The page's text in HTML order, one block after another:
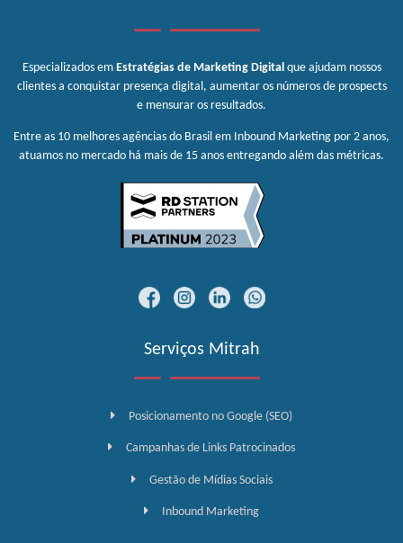
Especializados em Estratégias de Marketing Digitalque ajudam nossos
clientes a conquistar presença digital, aumentar os números de prospects
e mensurar os resultados.
Entre as 10 melhores agências do Brasil em Inbound Marketing por 2 anos,
atuamos no mercado há mais de 15 anos entregando além das métricas.
Serviços Mitrah
Posicionamento no Google (SEO)
Campanhas de Links Patrocinados
Gestão de Mídias Sociais
Inbound Marketing